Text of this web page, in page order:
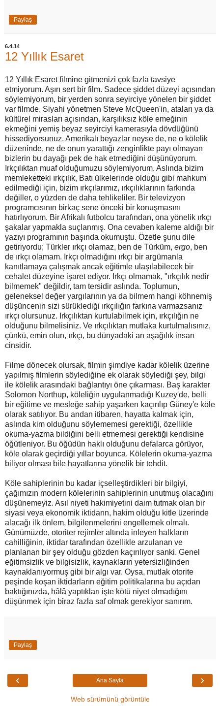
Paylaş
6.4.14
12 Yıllık Esaret
12 Yıllık Esaret filmine gitmenizi çok fazla tavsiye
etmiyorum. Aşırı sert bir film. Sadece şiddet düzeyi açısından
söylemiyorum, bir yerden sonra seyirciye yönelen bir şiddet
var filmde. Siyahi yönetmen Steve McQueen'in, ataları ya da
kültürel mirasları açısından, karşılıksız köle emeğinin
ekmeğini yemiş beyaz seyirciyi kamerasıyla dövdüğünü
hissediyorsunuz. Amerikalı beyazlar neyse de, ne o kölelik
düzeninde, ne de onun yarattığı zenginlikte payı olmayan
bizlerin bu dayağı pek de hak etmediğini düşünüyorum.
Irkçılıktan muaf olduğumuzu söylemiyorum. Aslında bizim
memleketteki ırkçılık, Batı ülkelerinde olduğu gibi mahkum
edilmediği için, bizim ırkçılarımız, ırkçılıklarının farkında
değiller, o yüzden de daha tehlikeliler. Bir televizyon
programcısının birkaç sene önceki bir konuşmasını
hatırlıyorum. Bir Afrikalı futbolcu tarafından, ona yönelik ırkçı
şakalar yapmakla suçlanmış. Ona cevaben kaleme aldığı bir
yazıyı programının başında okumuştu. Özetle şunu dile
getiriyordu; Türkler ırkçı olamaz, ben de Türküm, ergo, ben
de ırkçı olamam. Irkçı olmadığını ırkçı bir argümanla
kanıtlamaya çalışmak ancak eğitimle ulaşılabilecek bir
cehalet düzeyine işaret ediyor. Irkçı olmamak, "ırkçılık nedir
bilmemek" değildir, tam tersidir aslında. Toplumun,
geleneksel değer yargılarının ya da bilmem hangi köhnemiş
düşüncenin sizi sürüklediği ırkçılığın farkına varmazsanız
ırkçı olursunuz. Irkçılıktan kurtulabilmek için, ırkçılığın ne
olduğunu bilmelisiniz. Ve ırkçılıktan mutlaka kurtulmalısınız,
çünkü, emin olun, ırkçı, bu dünyadaki an aşağılık insan
cinsidir.
Filme dönecek olursak, filmin şimdiye kadar kölelik üzerine
yapılmış filmlerin söylediğine ek olarak söylediği şey, bilgi
ile kölelik arasındaki bağlantıyı öne çıkarması. Baş karakter
Solomon Northup, köleliğin uygulanmadığı Kuzey'de, belli
bir eğitime ve mesleğe sahip yaşarken kaçırılıp Güney'e köle
olarak satılıyor. Bu andan itibaren, hayatta kalmak için,
aslında kim olduğunu söylememesi gerektiği, özellikle
okuma-yazma bildiğini belli etmemesi gerektiği kendisine
öğütleniyor. Bu öğüdün haklı olduğunu defalarca görüyor,
köle olarak geçirdiği yıllar boyunca. Kölelerin okuma-yazma
biliyor olması bile hayatlarına yönelik bir tehdit.
Köle sahiplerinin bu kadar içselleştirdikleri bir bilgiyi,
çağımızın modern kölelerinin sahiplerinin unutmuş olacağını
düşünemeyiz. Asıl niyeti hakimiyetini daim tutmak olan bir
siyasi veya ekonomik iktidarın, hakim olduğu kitle üzerinde
alacağı ilk önlem, bilgilenmelerini engellemek olmalı.
Günümüzde, otoriter rejimler altında inleyen halkların
cahilliğinin, iktidar tarafından özellikle arzulanan ve
planlanan bir şey olduğu gözden kaçırılıyor sanki. Genel
eğitimsizlik ve bilgisizlik, kaynakların yetersizliğinden
kaynaklanıyormuş gibi bir algı var. Oysa, mutlak otorite
peşinde koşan iktidarların eğitim politikalarına bu açıdan
baktığınızda, hâlâ yaptıkları işte kötü niyet olmadığını
düşünmek için biraz fazla saf olmak gerekiyor sanırım.
Paylaş
‹ ›
Ana Sayfa
Web sürümünü görüntüle